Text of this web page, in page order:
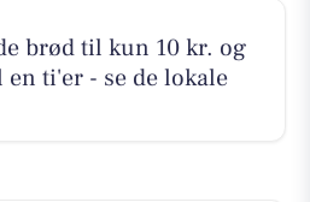
brød til kun 10 kr. og
ti'er - se de lokale